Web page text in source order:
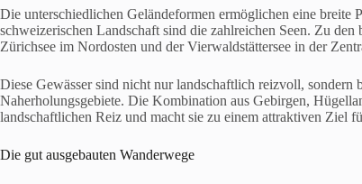
Die unterschiedlichen Geländeformen ermöglichen eine breite
schweizerischen Landschaft sind die zahlreichen Seen. Zu
Zürichsee im Nordosten und der Vierwaldstättersee in der
Diese Gewässer sind nicht nur landschaftlich reizvoll,
Naherholungsgebiete. Die Kombination aus Gebirgen,
landschaftlichen Reiz und macht sie zu einem attraktiven Ziel
Die gut ausgebauten Wanderwege